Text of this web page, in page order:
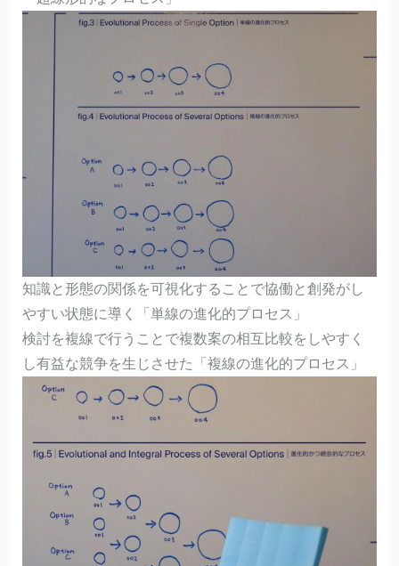
知識と形態の関係を可視化することで協働と創発がし
やすい状態に導く「単線の進化的プロセス」
検討を複線で行うことで複数案の相互比較をしやすく
し有益な競争を生じさせた「複線の進化的プロセス」